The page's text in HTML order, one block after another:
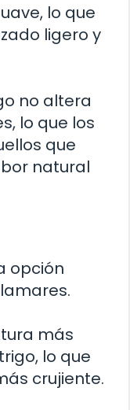
lo que
ligero y
no altera
lo que los
que
natural
opción
más
lo que
crujiente.